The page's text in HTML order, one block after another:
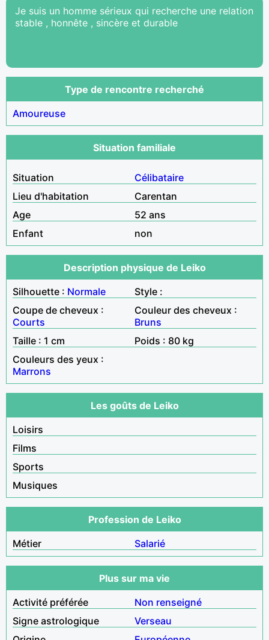
Je suis un homme sérieux qui recherche une relation
stable , honnête , sincère et durable
Type de rencontre recherché
Amoureuse
Situation familiale
Situation
Célibataire
Lieu d'habitation
Carentan
Age
52 ans
Enfant
non
Description physique de Leiko
Silhouette : Normale
Style :
Coupe de cheveux :
Courts
Couleur des cheveux :
Bruns
Taille : 1 cm
Poids : 80 kg
Couleurs des yeux :
Marrons
Les goûts de Leiko
Loisirs
Films
Sports
Musiques
Profession de Leiko
Métier
Salarié
Plus sur ma vie
Activité préférée
Non renseigné
Signe astrologique
Verseau